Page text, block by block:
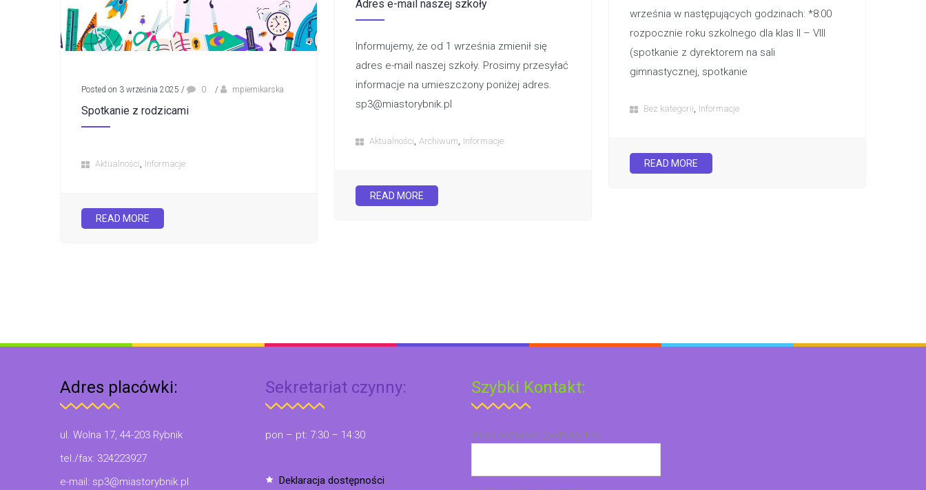
Posted on 3 września 2025 / 0 / mpiernikarska
Spotkanie z rodzicami
Aktualności, Informacje
READ MORE
Adres e-mail naszej szkoły
Informujemy, że od 1 września zmienił się
adres e-mail naszej szkoły. Prosimy przesyłać
informacje na umieszczony poniżej adres.
sp3@miastorybnik.pl
Aktualności, Archiwum, Informacje
READ MORE
września w następujących godzinach: *8:00
rozpocznie roku szkolnego dla klas II – VIII
(spotkanie z dyrektorem na sali
gimnastycznej, spotkanie
Bez kategorii, Informacje
READ MORE
Adres placówki:
ul. Wolna 17, 44-203 Rybnik
tel./fax: 324223927
e-mail: sp3@miastorybnik.pl
Sekretariat czynny:
pon – pt: 7:30 – 14:30
deklaracja dostępności
Szybki Kontakt:
Imię i nazwisko (wymagane)